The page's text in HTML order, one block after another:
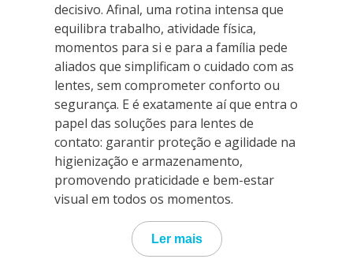
decisivo. Afinal, uma rotina intensa que
equilibra trabalho, atividade física,
momentos para si e para a família pede
aliados que simplificam o cuidado com as
lentes, sem comprometer conforto ou
segurança. E é exatamente aí que entra o
papel das soluções para lentes de
contato: garantir proteção e agilidade na
higienização e armazenamento,
promovendo praticidade e bem-estar
visual em todos os momentos.
Ler mais